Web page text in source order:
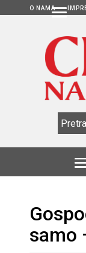
O NAMA
samo